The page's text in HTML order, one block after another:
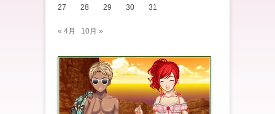
27
28 29 30 31
« 4月 10月 »